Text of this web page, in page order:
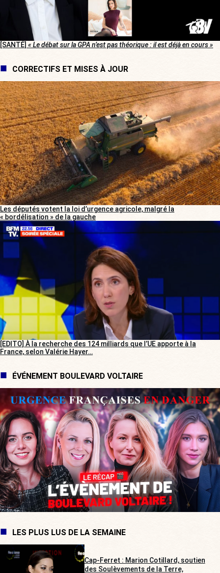
[SANTÉ] « Le débat sur la GPA n’est pas théorique : il est déjà en cours »
CORRECTIFS ET MISES À JOUR
Les députés votent la loi d’urgence agricole, malgré la
« bordélisation » de la gauche
[EDITO] À la recherche des 124 milliards que l’UE apporte à la
France, selon Valérie Hayer…
ÉVÉNEMENT BOULEVARD VOLTAIRE
LES PLUS LUS DE LA SEMAINE
Cap-Ferret : Marion Cotillard, soutien
des Soulèvements de la Terre,